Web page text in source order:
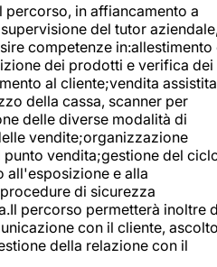
percorso, in affiancamento a
del tutor
competenze in:allestimento
dei prodotti e verifica dei
al cliente;vendita assistita
della cassa, scanner per
delle diverse modalità di
vendite;organizzazione
vendita;gestione del
all'esposizione e alla
di sicurezza
percorso permetterà inoltre
con il cliente,
della relazione con il